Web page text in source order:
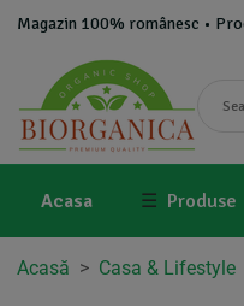
Magazin 100% românesc •
Acasa ☰ Produse
Acasă > Casa & Lifestyle